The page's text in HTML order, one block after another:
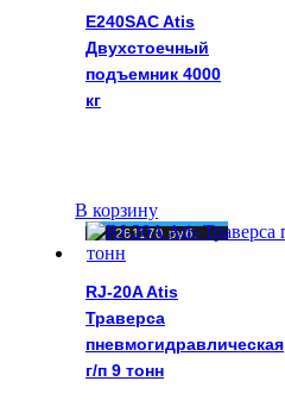
E240SAC Atis
Двухстоечный
подъемник 4000
кг
В корзину
RJ-20A Atis
Траверса
пневмогидравлическая
г/п 9 тонн
261170 руб.